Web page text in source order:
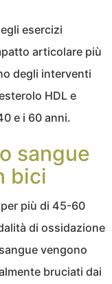
esercizi
articolare più
degli interventi
HDL e
e i 60 anni.
sangue
bici
più di 45-60
di ossidazione
vengono
bruciati dai